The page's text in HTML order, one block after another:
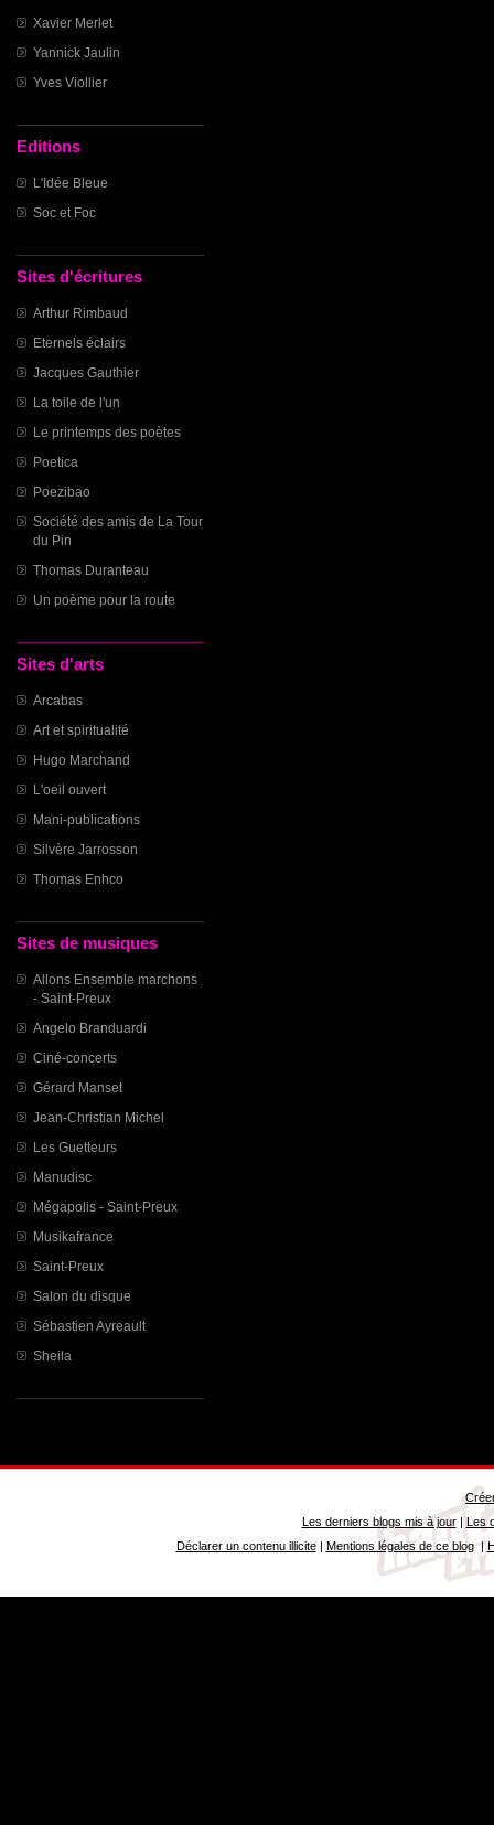
Xavier Merlet
Yannick Jaulin
Yves Viollier
Editions
L'Idée Bleue
Soc et Foc
Sites d'écritures
Arthur Rimbaud
Eternels éclairs
Jacques Gauthier
La toile de l'un
Le printemps des poètes
Poetica
Poezibao
Société des amis de La Tour
du Pin
Thomas Duranteau
Un poème pour la route
Sites d'arts
Arcabas
Art et spiritualité
Hugo Marchand
L'oeil ouvert
Mani-publications
Silvère Jarrosson
Thomas Enhco
Sites de musiques
Allons Ensemble marchons
- Saint-Preux
Angelo Branduardi
Ciné-concerts
Gérard Manset
Jean-Christian Michel
Les Guetteurs
Manudisc
Mégapolis - Saint-Preux
Musikafrance
Saint-Preux
Salon du disque
Sébastien Ayreault
Sheila
Les derniers blogs mis à jour| Les
Déclarer un contenu illicite| Mentions légales de ce blog|